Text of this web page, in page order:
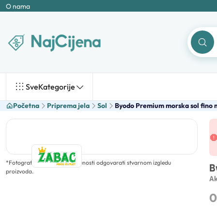
O nama
SveKategorije
Početna Priprema jela Sol Byodo Premium morska sol fino
*Fotografija ne mora u potpunosti odgovarati stvarnom izgledu
proizvoda.